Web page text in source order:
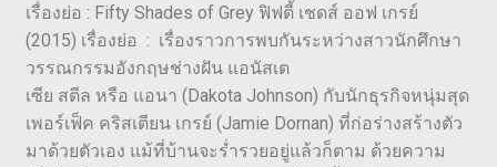
เรื่องย่อ : Fifty Shades of Grey ฟิฟตี้ เชดส์ ออฟ เกรย์
(2015) เรื่องย่อ : เรื่องราวการพบกันระหว่างสาวนักศึกษา
วรรณกรรมอังกฤษช่างฝัน แอนัสเต
เซีย สตีล หรือ แอนา (Dakota Johnson) กับนักธุรกิจหนุ่มสุด
เพอร์เฟ็ค คริสเตียน เกรย์ (Jamie Dornan) ที่ก่อร่างสร้างตัว
มาด้วยตัวเอง แม้ที่บ้านจะร่ำรวยอยู่แล้วก็ตาม ด้วยความ